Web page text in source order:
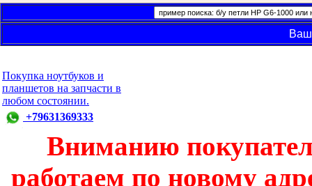
Покупка ноутбуков и
планшетов на запчасти в
любом состоянии.
+79631369333
Вниманию
работаем по новому